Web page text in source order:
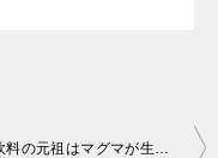
炭酸飲料の元祖はマグマが生んだ天然の炭酸水